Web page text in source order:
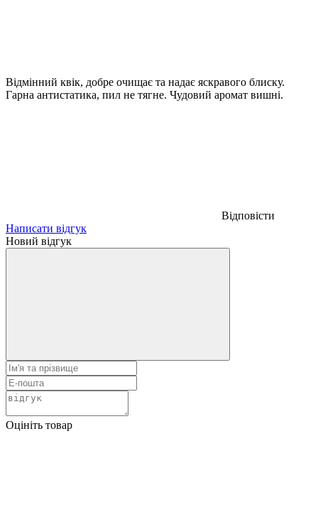
Відмінний квік, добре очищає та надає яскравого блиску.
Гарна антистатика, пил не тягне. Чудовий аромат вишні.
Відповісти
Написати відгук
Новий відгук
Оцініть товар